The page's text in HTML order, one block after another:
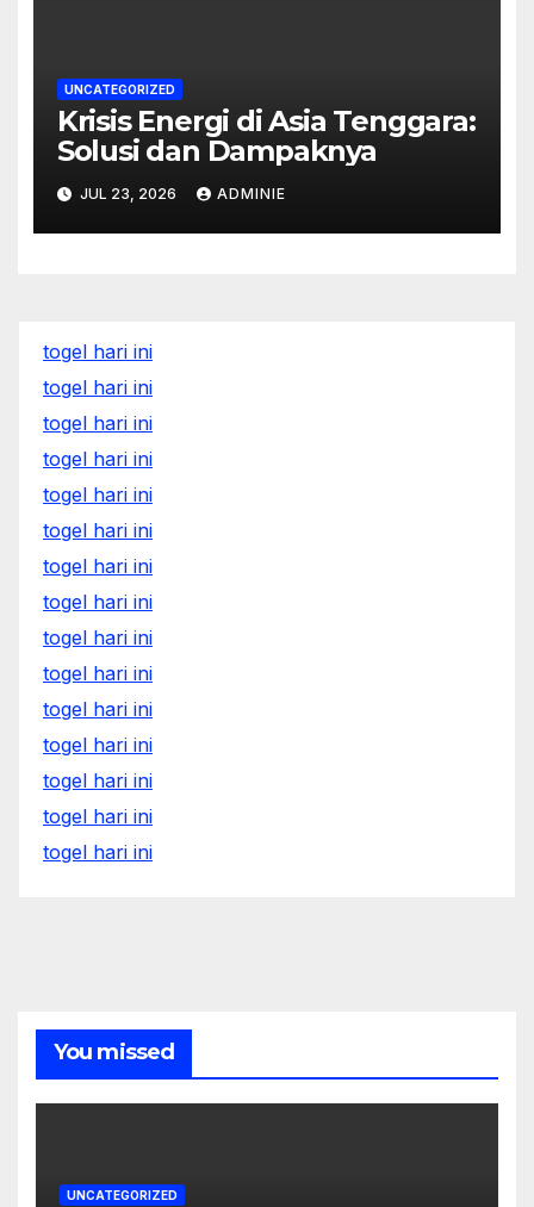
UNCATEGORIZED
Krisis Energi di Asia Tenggara:
Solusi dan Dampaknya
JUL 23, 2026 ADMINIE
togel hari ini
togel hari ini
togel hari ini
togel hari ini
togel hari ini
togel hari ini
togel hari ini
togel hari ini
togel hari ini
togel hari ini
togel hari ini
togel hari ini
togel hari ini
togel hari ini
togel hari ini
You missed
UNCATEGORIZED